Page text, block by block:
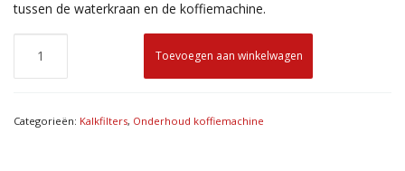
tussen de waterkraan en de koffiemachine.
Toevoegen aan winkelwagen
Categorieën: Kalkfilters, Onderhoud koffiemachine